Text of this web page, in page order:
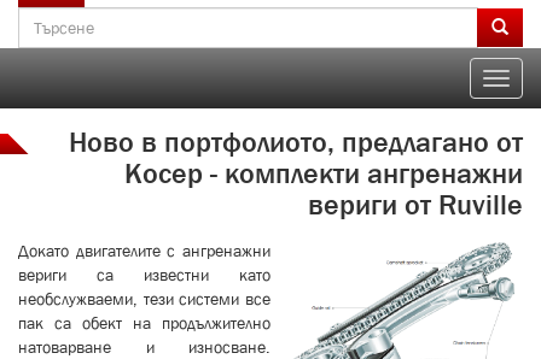
Search
form
Toggle
Ново в портфолиото, предлагано от
Косер - комплекти ангренажни
вериги от Ruville
Докато двигателите с ангренажни
вериги са известни като
необслужваеми, тези системи все
пак са обект на продължително
натоварване и износване.